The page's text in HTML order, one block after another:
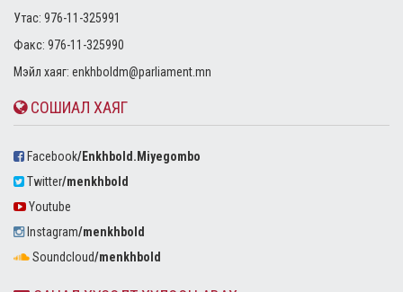
Утас: 976-11-325991
Факс: 976-11-325990
Mэйл хаяг: enkhboldm@parliament.mn
СОШИАЛ ХАЯГ
Facebook/Enkhbold.Miyegombo
Twitter/menkhbold
Youtube
Instagram/menkhbold
Soundcloud/menkhbold